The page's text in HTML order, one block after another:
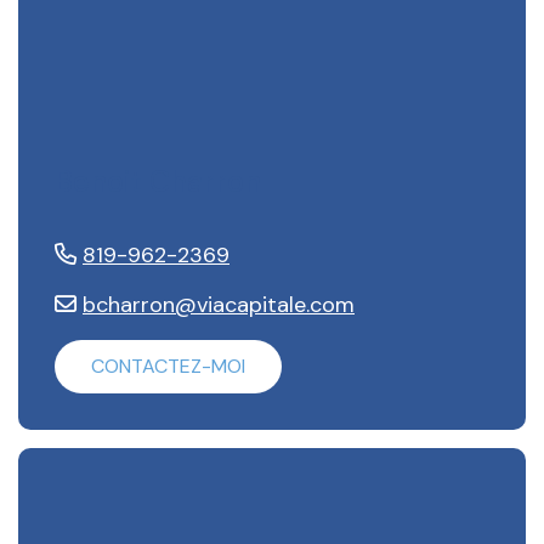
819-962-2369
bcharron@viacapitale.com
CONTACTEZ-MOI